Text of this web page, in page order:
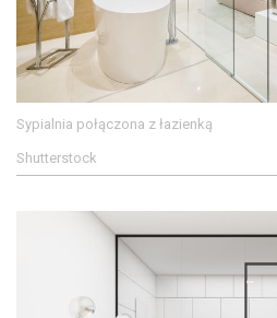
Sypialnia połączona z łazienką
Shutterstock